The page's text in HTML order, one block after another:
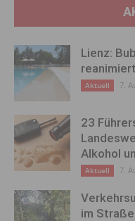
Lienz:
Aktuell 7.
23
Alkohol
Aktuell 7.
im